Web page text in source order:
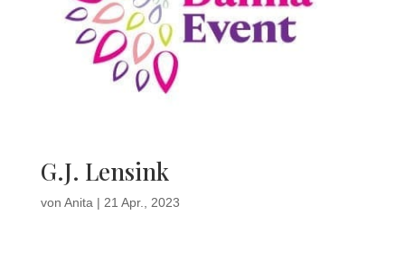
G.J. Lensink
von Anita | 21 Apr., 2023